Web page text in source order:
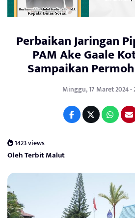
Perbaikan Jaringan
PAM Ake Gaale
Sampaikan
Minggu, 17 Maret 2024 -
1423 views
Oleh Terbit Malut